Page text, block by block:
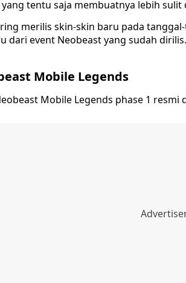
tentu saja membuatnya lebih
merilis skin-skin baru pada
dari event Neobeast yang sudah
Mobile Legends
Mobile Legends phase 1